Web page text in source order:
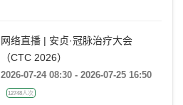
网络直播 | 安贞·冠脉治疗大会
（CTC 2026）
2026-07-24 08:30 - 2026-07-25 16:50
12748人次